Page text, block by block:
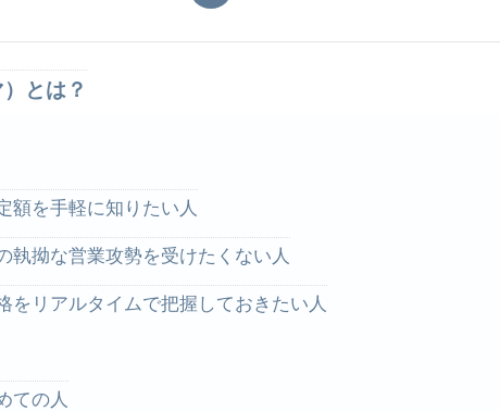
とは？
額を手軽に知りたい人
執拗な営業攻勢を受けたくない人
をリアルタイムで把握しておきたい人
ての人